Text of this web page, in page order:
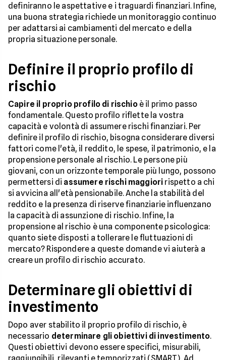
definiranno le aspettative e i traguardi finanziari. Infine,
una buona strategia richiede un monitoraggio continuo
per adattarsi ai cambiamenti del mercato e della
propria situazione personale.
Definire il proprio profilo di
rischio
Capire il proprio profilo di rischioè il primo passo
fondamentale. Questo profilo riflette la vostra
capacità e volontà di assumere rischi finanziari. Per
definire il profilo di rischio, bisogna considerare diversi
fattori come l'età, il reddito, le spese, il patrimonio, e la
propensione personale al rischio. Le persone più
giovani, con un orizzonte temporale più lungo, possono
permettersi di assumere rischi maggiori rispetto a chi
si avvicina all'età pensionabile. Anche la stabilità del
reddito e la presenza di riserve finanziarie influenzano
la capacità di assunzione di rischio. Infine, la
propensione al rischio è una componente psicologica:
quanto siete disposti a tollerare le fluttuazioni di
mercato? Rispondere a queste domande vi aiuterà a
creare un profilo di rischio accurato.
Determinare gli obiettivi di
investimento
Dopo aver stabilito il proprio profilo di rischio, è
necessario determinare gli obiettivi di investimento.
Questi obiettivi devono essere specifici, misurabili,